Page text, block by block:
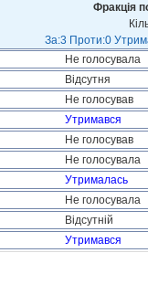
Фракція
За:3 Проти:0
Не голосувала
Відсутня
Не голосував
Утримався
Не голосував
Не голосувала
Утрималась
Не голосувала
Відсутній
Утримався